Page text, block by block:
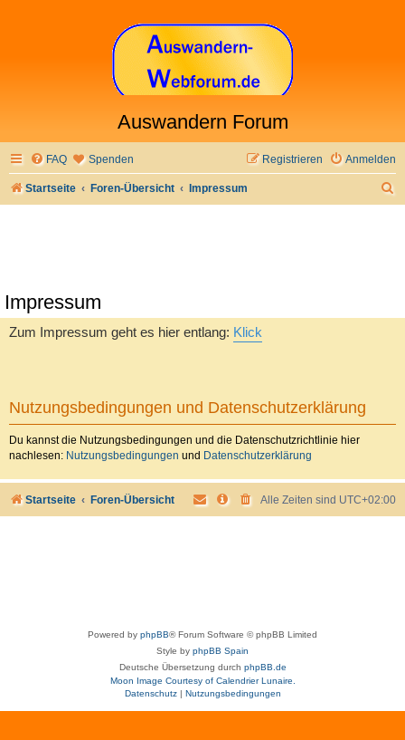
Auswandern Forum
FAQ Spenden Anmelden
Registrieren
Startseite Foren-Übersicht Impressum
Impressum
Zum Impressum geht es hier entlang: Klick
Nutzungsbedingungen und Datenschutzerklärung
Du kannst die Nutzungsbedingungen und die Datenschutzrichtlinie hier
nachlesen: Nutzungsbedingungen und Datenschutzerklärung
Startseite Foren-Übersicht Alle Zeiten sind UTC+02:00
Powered by phpBB® Forum Software © phpBB Limited
Style by phpBB Spain
Deutsche Übersetzung durch phpBB.de
Moon Image Courtesy of Calendrier Lunaire.
Datenschutz| Nutzungsbedingungen